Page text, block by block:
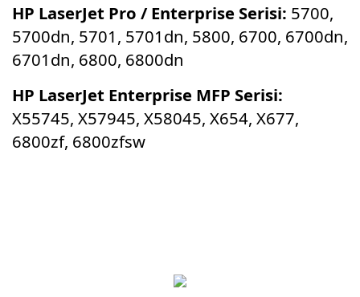
HP LaserJet Pro / Enterprise Serisi: 5700,
5700dn, 5701, 5701dn, 5800, 6700, 6700dn,
6701dn, 6800, 6800dn
HP LaserJet Enterprise MFP Serisi:
X55745, X57945, X58045, X654, X677,
6800zf, 6800zfsw
Yorum Yaz